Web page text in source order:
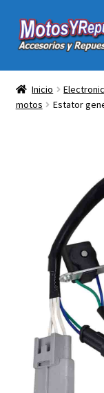
Ir
a
Ir
al
Acc y Rep
Electronica Para
Filtros para Motos
Herramientas
Ropa para
Tienda Física
FAQ Preguntas
Inicio
motos
Estator